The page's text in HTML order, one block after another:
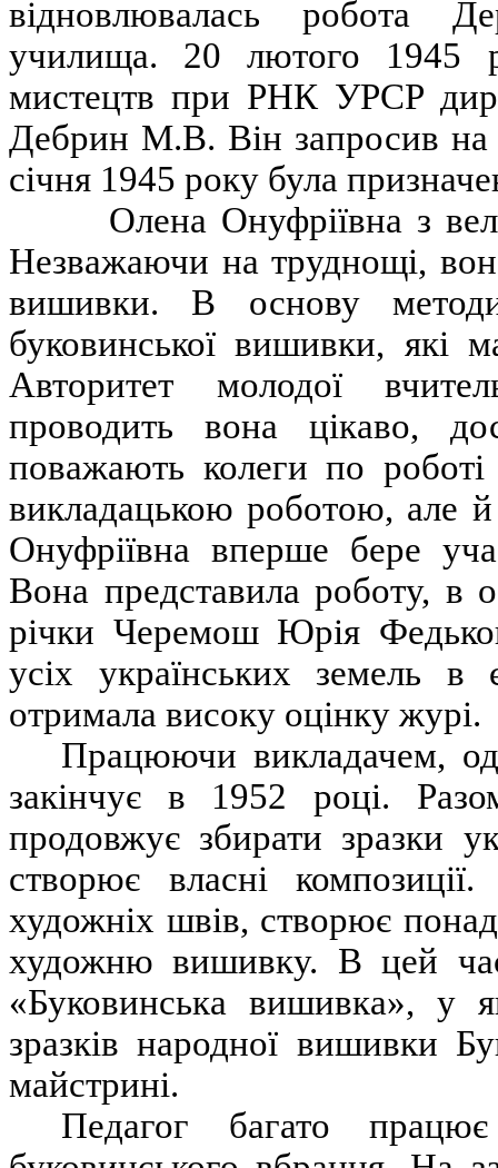
відновлювалась робота
училища. 20 лютого 1945
мистецтв при РНК УРСР
Дебрин М.В. Він запросив на
січня 1945 року була
Олена Онуфріївна з
Незважаючи на труднощі,
вишивки. В основу
буковинської вишивки, які
Авторитет молодої
проводить вона цікаво,
поважають колеги по
викладацькою роботою, але
Онуфріївна вперше бере
Вона представила роботу, в
річки Черемош Юрія
усіх українських земель в
отримала високу оцінку журі.
Працюючи викладачем,
закінчує в 1952 році.
продовжує збирати зразки
створює власні
художніх швів, створює понад
художню вишивку. В цей
«Буковинська вишивка», у
зразків народної вишивки
майстрині.
Педагог багато